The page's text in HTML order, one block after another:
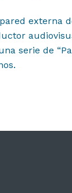
externa
serie de